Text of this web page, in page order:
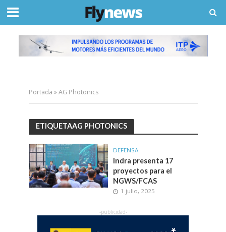
Portada »AG Photonics
ETIQUETAAG PHOTONICS
DEFENSA
Indra presenta 17
proyectos para el
NGWS/FCAS
1 julio, 2025